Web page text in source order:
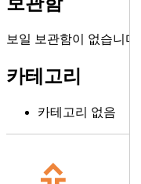
보일 보관함이 없습니다.
카테고리
카테고리 없음